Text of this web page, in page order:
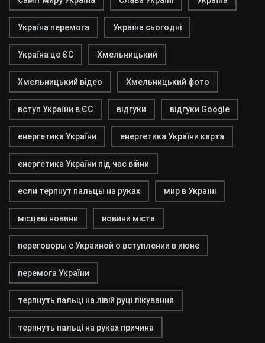
Україна перемога Україна сьогодні
Україна це ЄС Хмельницький
Хмельницький відео Хмельницький фото
вступ України в ЄС відгуки відгуки Google
енергетика України енергетика України карта
енергетика України під час війни
если терпнут пальцы на руках мир в Україні
місцеві новини новини міста
переговоры с Украиной о вступлении в июне
перемога України
терпнуть пальці на лівій руці лікування
терпнуть пальці на руках причина